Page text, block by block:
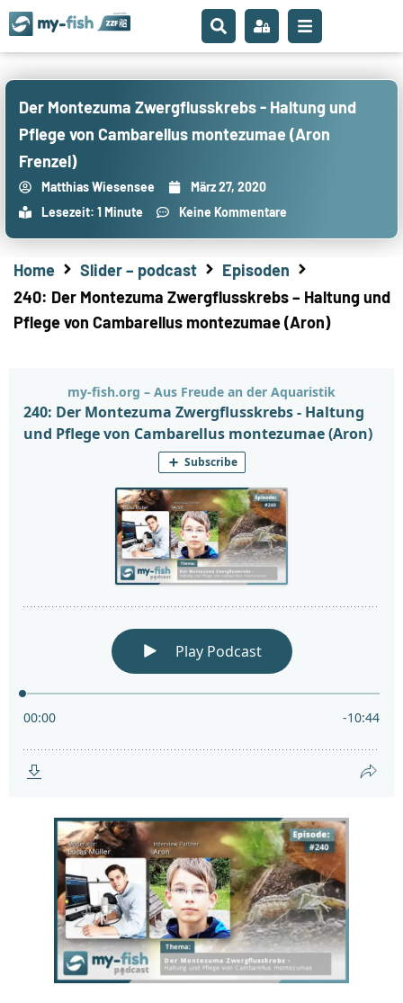
Der Montezuma Zwergflusskrebs - Haltung und
Pflege von Cambarellus montezumae (Aron
Frenzel)
Matthias Wiesensee
März 27, 2020
Lesezeit: 1 Minute
Keine Kommentare
Home Slider – podcast
Episoden
240: Der Montezuma Zwergflusskrebs – Haltung und
Pflege von Cambarellus montezumae (Aron)